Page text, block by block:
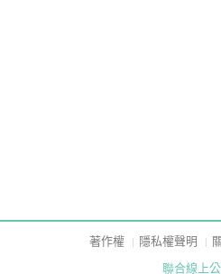
著作權 隱私權聲明
聯合線上